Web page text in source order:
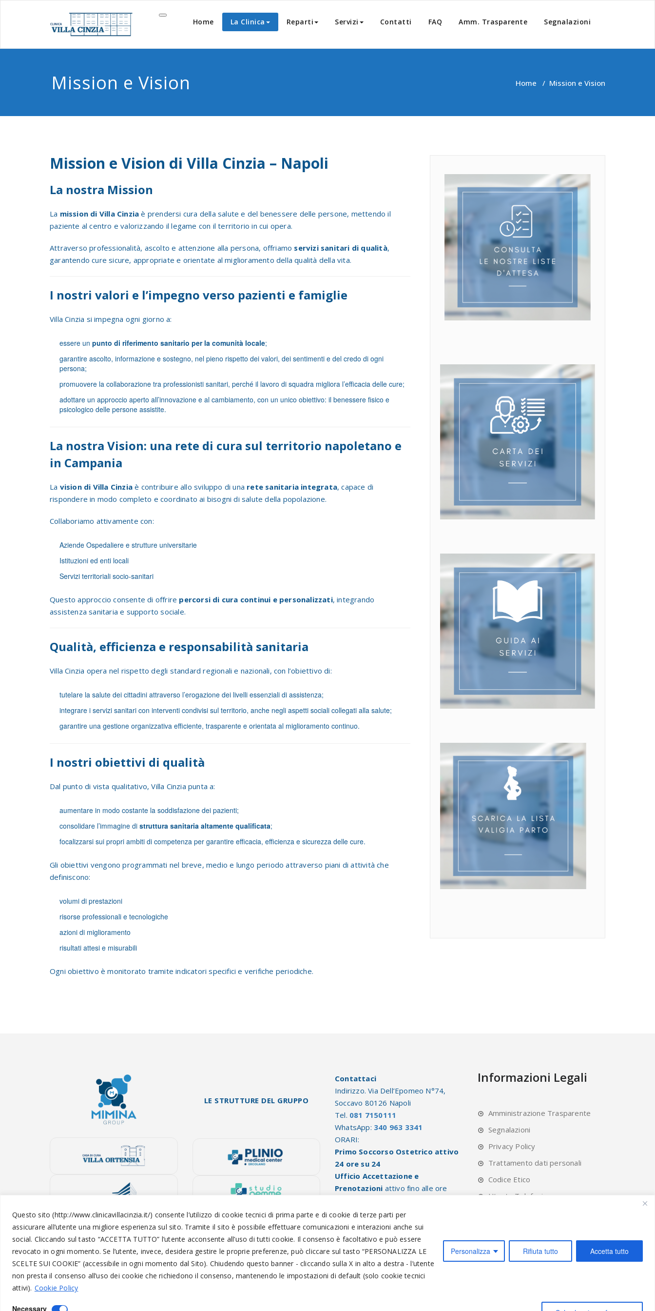
Questo sito (http://www.clinicavillacinzia.it/) consente l’utilizzo di cookie tecnici di prima parte e di cookie di terze parti per
assicurare all’utente una migliore esperienza sul sito. Tramite il sito è possibile effettuare comunicazioni e interazioni anche sui
social. Cliccando sul tasto “ACCETTA TUTTO” l’utente acconsente all’uso di tutti cookie. Il consenso è facoltativo e può essere
revocato in ogni momento.Se l’utente, invece, desidera gestire le proprie preferenze, può cliccare sul tasto “PERSONALIZZA LE
SCELTE SUI COOKIE” (accessibile in ogni momento dal Sito). Chiudendo questo banner - cliccando sulla X in alto a destra - l’utente
non presta il consenso all’uso dei cookie che richiedono il consenso, mantenendo le impostazioni di default (solo cookie tecnici
attivi). Cookie Policy
Personalizza Rifiuta tutto Accetta tutto
Necessary
Home La Clinica Reparti Servizi Contatti FAQ Amm. Trasparente Segnalazioni
Mission e Vision Home / Mission e Vision
Mission e Vision di Villa Cinzia – Napoli
La nostra Mission
La mission di Villa Cinzia è prendersi cura della salute e del benessere delle persone, mettendo il
paziente al centro e valorizzando il legame con il territorio in cui opera.
Attraverso professionalità, ascolto e attenzione alla persona, offriamo servizi sanitari di qualità,
garantendo cure sicure, appropriate e orientate al miglioramento della qualità della vita.
I nostri valori e l’impegno verso pazienti e famiglie
Villa Cinzia si impegna ogni giorno a:
essere un punto di riferimento sanitario per la comunità locale;
garantire ascolto, informazione e sostegno, nel pieno rispetto dei valori, dei sentimenti e del credo di ogni
persona;
promuovere la collaborazione tra professionisti sanitari, perché il lavoro di squadra migliora l’efficacia delle cure;
adottare un approccio aperto all’innovazione e al cambiamento, con un unico obiettivo: il benessere fisico e
psicologico delle persone assistite.
La nostra Vision: una rete di cura sul territorio napoletano e
in Campania
La vision di Villa Cinzia è contribuire allo sviluppo di una rete sanitaria integrata, capace di
rispondere in modo completo e coordinato ai bisogni di salute della popolazione.
Collaboriamo attivamente con:
Aziende Ospedaliere e strutture universitarie
Istituzioni ed enti locali
Servizi territoriali socio-sanitari
Questo approccio consente di offrire percorsi di cura continui e personalizzati, integrando
assistenza sanitaria e supporto sociale.
Qualità, efficienza e responsabilità sanitaria
Villa Cinzia opera nel rispetto degli standard regionali e nazionali, con l’obiettivo di:
tutelare la salute dei cittadini attraverso l’erogazione dei livelli essenziali di assistenza;
integrare i servizi sanitari con interventi condivisi sul territorio, anche negli aspetti sociali collegati alla salute;
garantire una gestione organizzativa efficiente, trasparente e orientata al miglioramento continuo.
I nostri obiettivi di qualità
Dal punto di vista qualitativo, Villa Cinzia punta a:
aumentare in modo costante la soddisfazione dei pazienti;
consolidare l’immagine di struttura sanitaria altamente qualificata;
focalizzarsi sui propri ambiti di competenza per garantire efficacia, efficienza e sicurezza delle cure.
Gli obiettivi vengono programmati nel breve, medio e lungo periodo attraverso piani di attività che
definiscono:
volumi di prestazioni
risorse professionali e tecnologiche
azioni di miglioramento
risultati attesi e misurabili
Ogni obiettivo è monitorato tramite indicatori specifici e verifiche periodiche.
LE STRUTTURE DEL GRUPPO
Contattaci
Indirizzo. Via Dell’Epomeo N°74,
Soccavo 80126 Napoli
Tel. 081 7150111
WhatsApp: 340 963 3341
ORARI:
Primo Soccorso Ostetrico attivo
24 ore su 24
Ufficio Accettazione e
Prenotazioni attivo fino alle ore
Ricoveri programmati e prelievi
dalle 8.00 alle ore 10.30
Informazioni Legali
Amministrazione Trasparente
Segnalazioni
Privacy Policy
Trattamento dati personali
Codice Etico
Utente Telefonico